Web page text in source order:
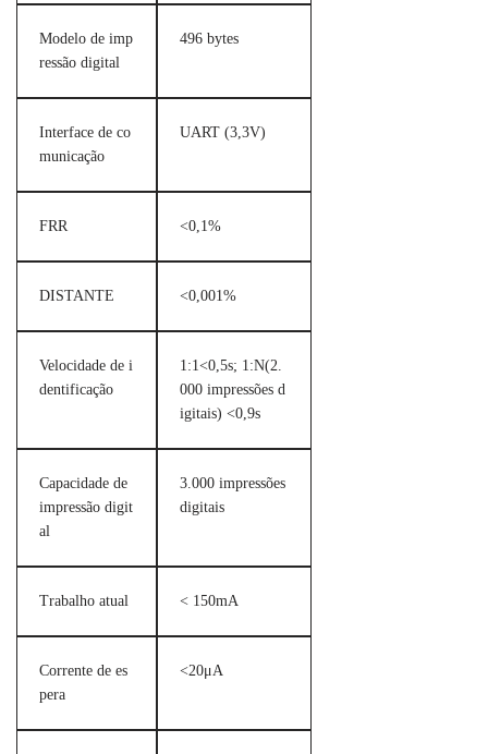
Modelo de imp
ressão digital
496 bytes
Interface de co
municação
UART (3,3V)
FRR <0,1%
DISTANTE <0,001%
Velocidade de i
dentificação
1:1<0,5s; 1:N(2.
000 impressões d
igitais) <0,9s
Capacidade de
impressão digit
al
3.000 impressões
digitais
Trabalho atual < 150mA
Corrente de es
pera
<20μA